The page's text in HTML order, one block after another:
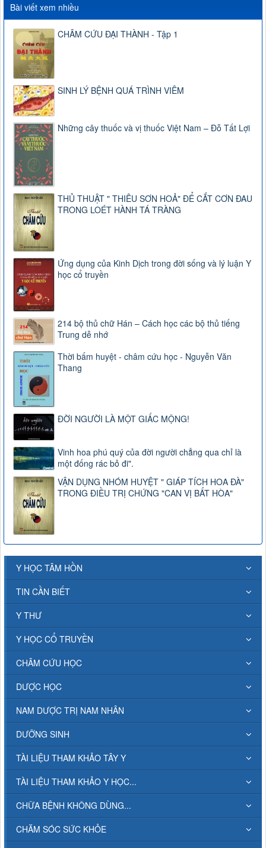
Bài viết xem nhiều
CHÂM CỨU ĐẠI THÀNH - Tập 1
SINH LÝ BỆNH QUÁ TRÌNH VIÊM
Những cây thuốc và vị thuốc Việt Nam – Đỗ Tất Lợi
THỦ THUẬT " THIÊU SƠN HOẢ" ĐỂ CẮT CƠN ĐAU
TRONG LOÉT HÀNH TÁ TRÀNG
Ứng dụng của Kinh Dịch trong đời sống và lý luận Y
học cổ truyền
214 bộ thủ chữ Hán – Cách học các bộ thủ tiếng
Trung dễ nhớ
Thời bấm huyệt - châm cứu học - Nguyễn Văn
Thang
ĐỜI NGƯỜI LÀ MỘT GIẤC MỘNG!
Vinh hoa phú quý của đời người chẳng qua chỉ là
một đống rác bỏ đi".
VẬN DỤNG NHÓM HUYỆT " GIÁP TÍCH HOA ĐÀ"
TRONG ĐIỀU TRỊ CHỨNG "CAN VỊ BẤT HÒA"
Y HỌC TÂM HỒN
TIN CẦN BIẾT
Y THƯ
Y HỌC CỔ TRUYỀN
CHÂM CỨU HỌC
DƯỢC HỌC
NAM DƯỢC TRỊ NAM NHÂN
DƯỠNG SINH
TÀI LIỆU THAM KHẢO TÂY Y
TÀI LIỆU THAM KHẢO Y HỌC...
CHỮA BỆNH KHÔNG DÙNG...
CHĂM SÓC SỨC KHỎE